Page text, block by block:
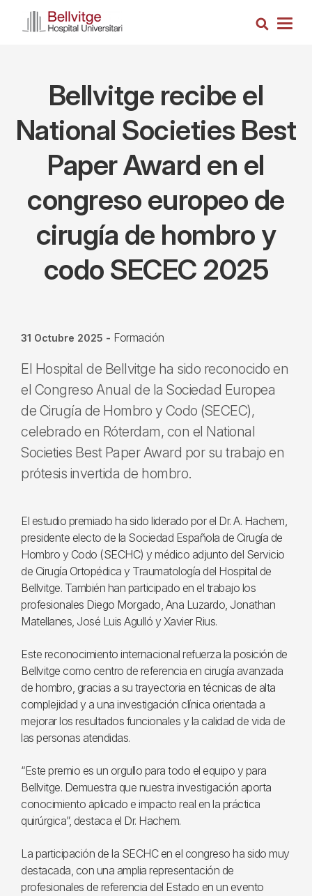
Busca
Bellvitge recibe el
National Societies Best
Paper Award en el
congreso europeo de
cirugía de hombro y
codo SECEC 2025
31 Octubre 2025 - Formación
El Hospital de Bellvitge ha sido reconocido en
el Congreso Anual de la Sociedad Europea
de Cirugía de Hombro y Codo (SECEC),
celebrado en Róterdam, con el National
Societies Best Paper Award por su trabajo en
prótesis invertida de hombro.
El estudio premiado ha sido liderado por el Dr. A. Hachem,
presidente electo de la Sociedad Española de Cirugía de
Hombro y Codo (SECHC) y médico adjunto del Servicio
de Cirugía Ortopédica y Traumatología del Hospital de
Bellvitge. También han participado en el trabajo los
profesionales Diego Morgado, Ana Luzardo, Jonathan
Matellanes, José Luis Agulló y Xavier Rius.
Este reconocimiento internacional refuerza la posición de
Bellvitge como centro de referencia en cirugía avanzada
de hombro, gracias a su trayectoria en técnicas de alta
complejidad y a una investigación clínica orientada a
mejorar los resultados funcionales y la calidad de vida de
las personas atendidas.
“Este premio es un orgullo para todo el equipo y para
Bellvitge. Demuestra que nuestra investigación aporta
conocimiento aplicado e impacto real en la práctica
quirúrgica”, destaca el Dr. Hachem.
La participación de la SECHC en el congreso ha sido muy
destacada, con una amplia representación de
profesionales de referencia del Estado en un evento